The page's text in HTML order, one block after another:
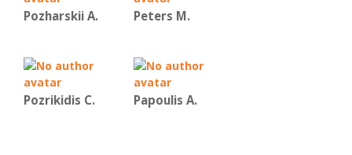
Pozharskii A. Peters M.
Pozrikidis C. Papoulis A.